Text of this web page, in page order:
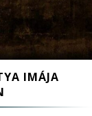
IMÁJA